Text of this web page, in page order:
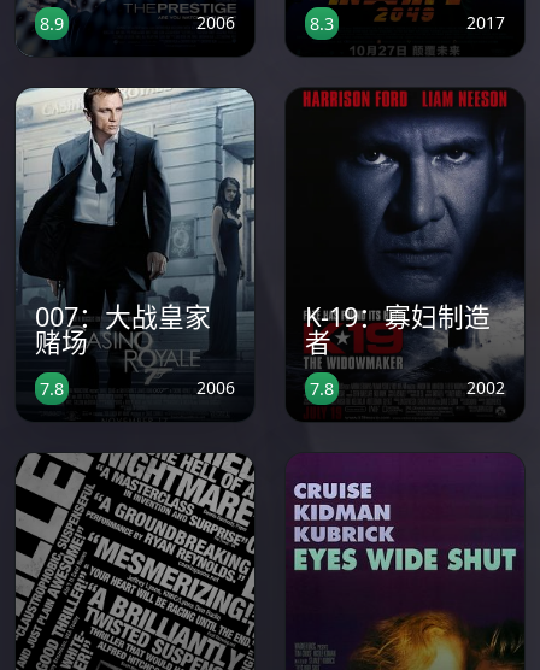
8.9 2006 8.3 2017
007：大战皇家
赌场
7.8 2006
K-19：寡妇制造
者
7.8 2002